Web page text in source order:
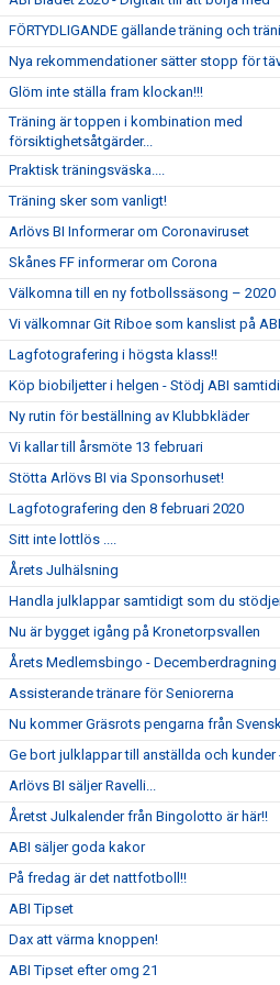
FÖRTYDLIGANDE gällande träning och
Nya rekommendationer sätter stopp för
Glöm inte ställa fram klockan!!!
Träning är toppen i kombination med
försiktighetsåtgärder...
Praktisk träningsväska....
Träning sker som vanligt!
Arlövs BI Informerar om Coronaviruset
Skånes FF informerar om Corona
Välkomna till en ny fotbollssäsong – 2020
Vi välkomnar Git Riboe som kanslist på ABI
Lagfotografering i högsta klass!!
Köp biobiljetter i helgen - Stödj ABI
Ny rutin för beställning av Klubbkläder
Vi kallar till årsmöte 13 februari
Stötta Arlövs BI via Sponsorhuset!
Lagfotografering den 8 februari 2020
Sitt inte lottlös ....
Årets Julhälsning
Handla julklappar samtidigt som du
Nu är bygget igång på Kronetorpsvallen
Årets Medlemsbingo - Decemberdragning
Assisterande tränare för Seniorerna
Nu kommer Gräsrots pengarna från
Ge bort julklappar till anställda och kunder
Arlövs BI säljer Ravelli...
Åretst Julkalender från Bingolotto är här!!
ABI säljer goda kakor
På fredag är det nattfotboll!!
ABI Tipset
Dax att värma knoppen!
ABI Tipset efter omg 21